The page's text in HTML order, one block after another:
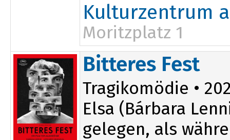
Kulturzentrum
Moritzplatz 1
15:45 20:00
Bitteres Fest
Tragikomödie •
Elsa (Bárbara
gelegen, als